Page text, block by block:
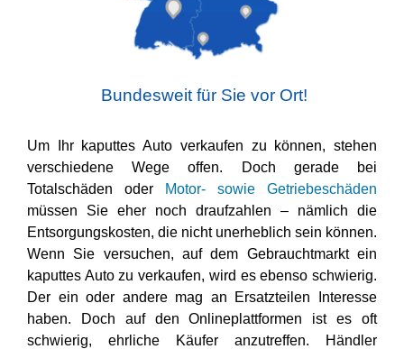
Bundesweit für Sie vor Ort!
Um Ihr kaputtes Auto verkaufen zu können, stehen
verschiedene Wege offen. Doch gerade bei
Totalschäden oder Motor- sowie Getriebeschäden
müssen Sie eher noch draufzahlen – nämlich die
Entsorgungskosten, die nicht unerheblich sein können.
Wenn Sie versuchen, auf dem Gebrauchtmarkt ein
kaputtes Auto zu verkaufen, wird es ebenso schwierig.
Der ein oder andere mag an Ersatzteilen Interesse
haben. Doch auf den Onlineplattformen ist es oft
schwierig, ehrliche Käufer anzutreffen. Händler